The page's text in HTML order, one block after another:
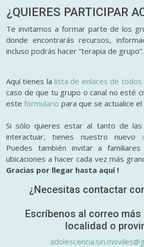
¿QUIERES PARTICIPAR
Te invitamos a formar parte de los
donde encontrarás recursos,
incluso podrás hacer “terapia de grupo”.
Aquí tienes lalista de enlaces de
caso de que tu grupo o canal no esté
este formulario para que se actualice el
Si sólo quieres estar al tanto de las
interactuar, tienes nuestro nuevo
Puedes también invitar a
ubicaciones a hacer cada vez más
Gracias por llegar hasta aquí !
¿Necesitas contactar
Escríbenos al correo
localidad o